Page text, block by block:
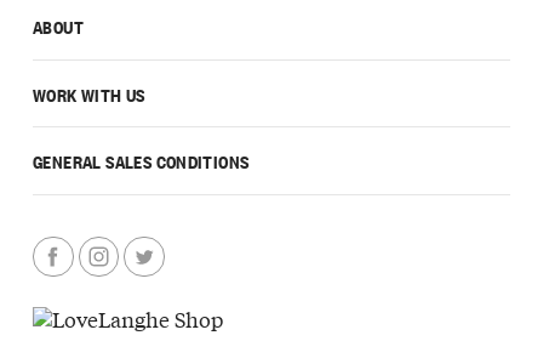
ABOUT
WORK WITH US
GENERAL SALES CONDITIONS